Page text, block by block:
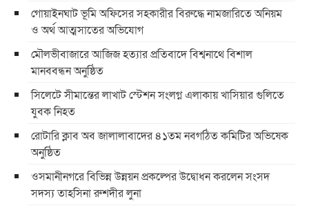
গোয়াইনঘাট ভূমি অফিসের সহকারীর বিরুদ্ধে নামজারিতে অনিয়ম
ও অর্থ আত্মসাতের অভিযোগ
মৌলভীবাজারে আজিজ হত্যার প্রতিবাদে বিশ্বনাথে বিশাল
মানববন্ধন অনুষ্ঠিত
সিলেটে সীমান্তের লাখাট স্টেশন সংলগ্ন এলাকায় খাসিয়ার গুলিতে
যুবক নিহত
রোটারি ক্লাব অব জালালাবাদের ৪১তম নবগঠিত কমিটির অভিষেক
অনুষ্ঠিত
ওসমানীনগরে বিভিন্ন উন্নয়ন প্রকল্পের উদ্বোধন করলেন সংসদ
সদস্য তাহসিনা রুশদীর লুনা